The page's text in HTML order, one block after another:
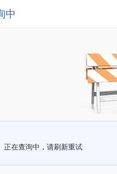
中
正在查询中，请刷新重试